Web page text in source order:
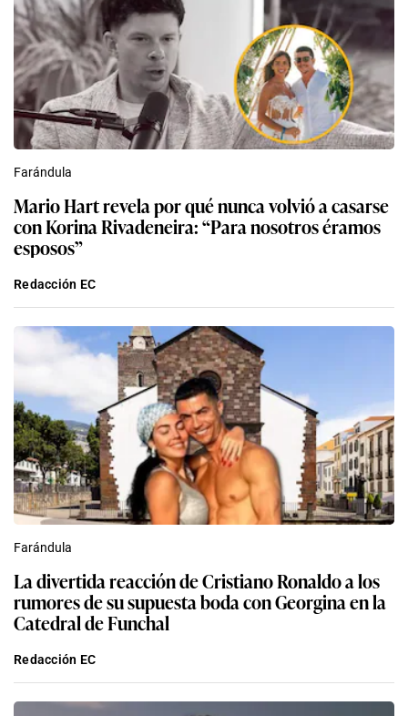
Farándula
Mario Hart revela por qué nunca volvió a casarse
con Korina Rivadeneira: “Para nosotros éramos
esposos”
Redacción EC
Farándula
La divertida reacción de Cristiano Ronaldo a los
rumores de su supuesta boda con Georgina en la
Catedral de Funchal
Redacción EC